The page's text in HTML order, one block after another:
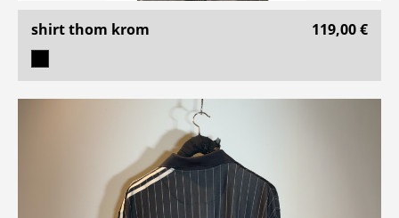
shirt thom krom 119,00 €